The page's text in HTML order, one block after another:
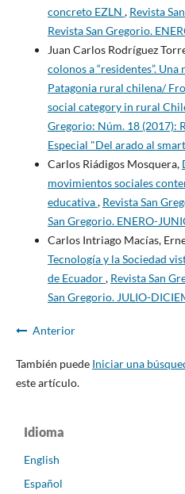
concreto EZLN , Revista
Revista San Gregorio.
Juan Carlos Rodríguez
colonos a “residentes”.
Patagonia rural chilena/
social category in rural
Gregorio: Núm. 18 (2017):
Especial "Del arado al
Carlos Riádigos Mosquera,
movimientos sociales
educativa, Revista San
San Gregorio. ENERO-
Carlos Intriago Macías,
Tecnología y la Sociedad
de Ecuador, Revista San
San Gregorio. JULIO-
Anterior
También puede Iniciar una
este artículo.
Idioma
English
Español